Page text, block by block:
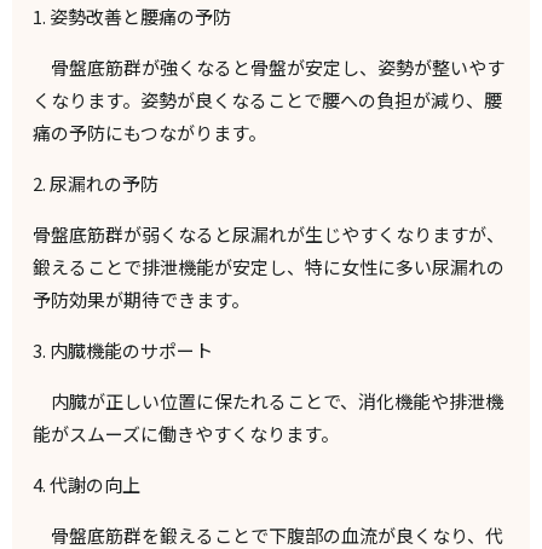
1. 姿勢改善と腰痛の予防
骨盤底筋群が強くなると骨盤が安定し、姿勢が整いやす
くなります。姿勢が良くなることで腰への負担が減り、腰
痛の予防にもつながります。
2.尿漏れの予防
骨盤底筋群が弱くなると尿漏れが生じやすくなりますが、
鍛えることで排泄機能が安定し、特に女性に多い尿漏れの
予防効果が期待できます。
3. 内臓機能のサポート
内臓が正しい位置に保たれることで、消化機能や排泄機
能がスムーズに働きやすくなります。
4.代謝の向上
骨盤底筋群を鍛えることで下腹部の血流が良くなり、代